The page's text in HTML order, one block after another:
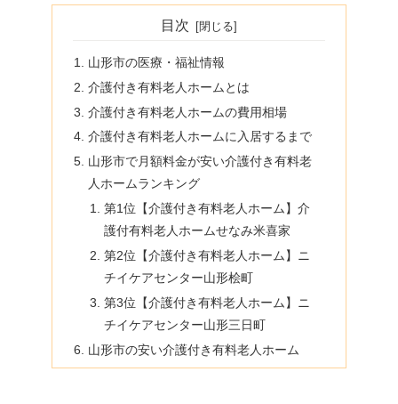
目次
山形市の医療・福祉情報
介護付き有料老人ホームとは
介護付き有料老人ホームの費用相場
介護付き有料老人ホームに入居するまで
山形市で月額料金が安い介護付き有料老
人ホームランキング
第1位【介護付き有料老人ホーム】介
護付有料老人ホームせなみ米喜家
第2位【介護付き有料老人ホーム】ニ
チイケアセンター山形桧町
第3位【介護付き有料老人ホーム】ニ
チイケアセンター山形三日町
山形市の安い介護付き有料老人ホーム